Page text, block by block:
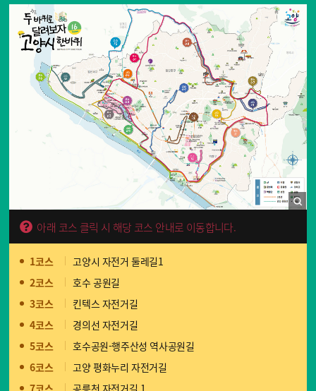
아래 코스 클릭 시 해당 코스 안내로 이동합니다.
1코스
고양시 자전거 둘레길1
2코스
호수 공원길
3코스
킨텍스 자전거길
4코스
경의선 자전거길
5코스
호수공원-행주산성 역사공원길
6코스
고양 평화누리 자전거길